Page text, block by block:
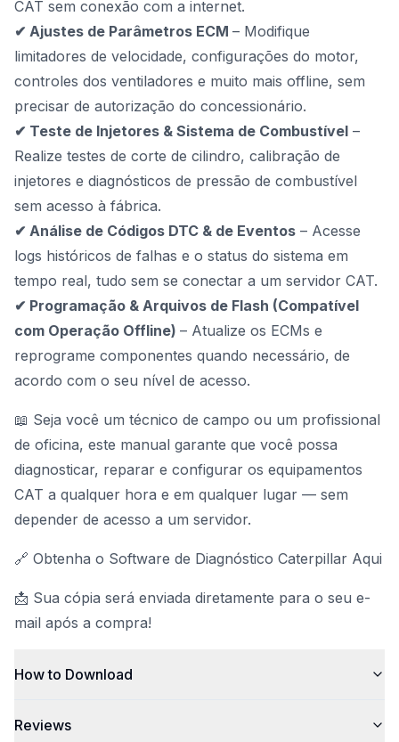
CAT sem conexão com a internet.
✔ Ajustes de Parâmetros ECM – Modifique
limitadores de velocidade, configurações do motor,
controles dos ventiladores e muito mais offline, sem
precisar de autorização do concessionário.
✔ Teste de Injetores & Sistema de Combustível –
Realize testes de corte de cilindro, calibração de
injetores e diagnósticos de pressão de combustível
sem acesso à fábrica.
✔ Análise de Códigos DTC & de Eventos – Acesse
logs históricos de falhas e o status do sistema em
tempo real, tudo sem se conectar a um servidor CAT.
✔ Programação & Arquivos de Flash (Compatível
com Operação Offline) – Atualize os ECMs e
reprograme componentes quando necessário, de
acordo com o seu nível de acesso.
📖 Seja você um técnico de campo ou um profissional
de oficina, este manual garante que você possa
diagnosticar, reparar e configurar os equipamentos
CAT a qualquer hora e em qualquer lugar — sem
depender de acesso a um servidor.
🔗 Obtenha o Software de Diagnóstico Caterpillar Aqui
📩 Sua cópia será enviada diretamente para o seu e-
mail após a compra!
How to Download
Reviews